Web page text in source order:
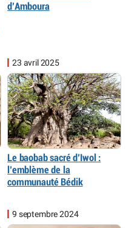
d’Amboura
23 avril 2025
Le baobab sacré d’Iwol :
l’emblème de la
communauté Bédik
9 septembre 2024